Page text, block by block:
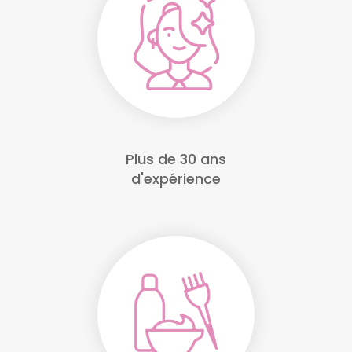
Plus de 30 ans
d'expérience